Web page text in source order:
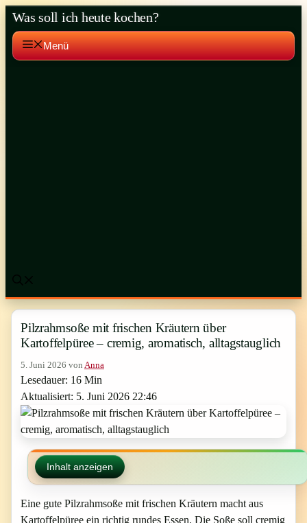
Zum
Inhalt
springen
Was soll ich heute kochen?
Menü
Pilzrahmsoße mit frischen Kräutern über
Kartoffelpüree – cremig, aromatisch, alltagstauglich
5. Juni 2026 von Anna
Lesedauer: 16 Min
Aktualisiert: 5. Juni 2026 22:46
Inhalt anzeigen
Eine gute Pilzrahmsoße mit frischen Kräutern macht aus
Kartoffelpüree ein richtig rundes Essen. Die Soße soll cremig